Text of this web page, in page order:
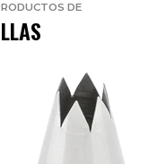
DE